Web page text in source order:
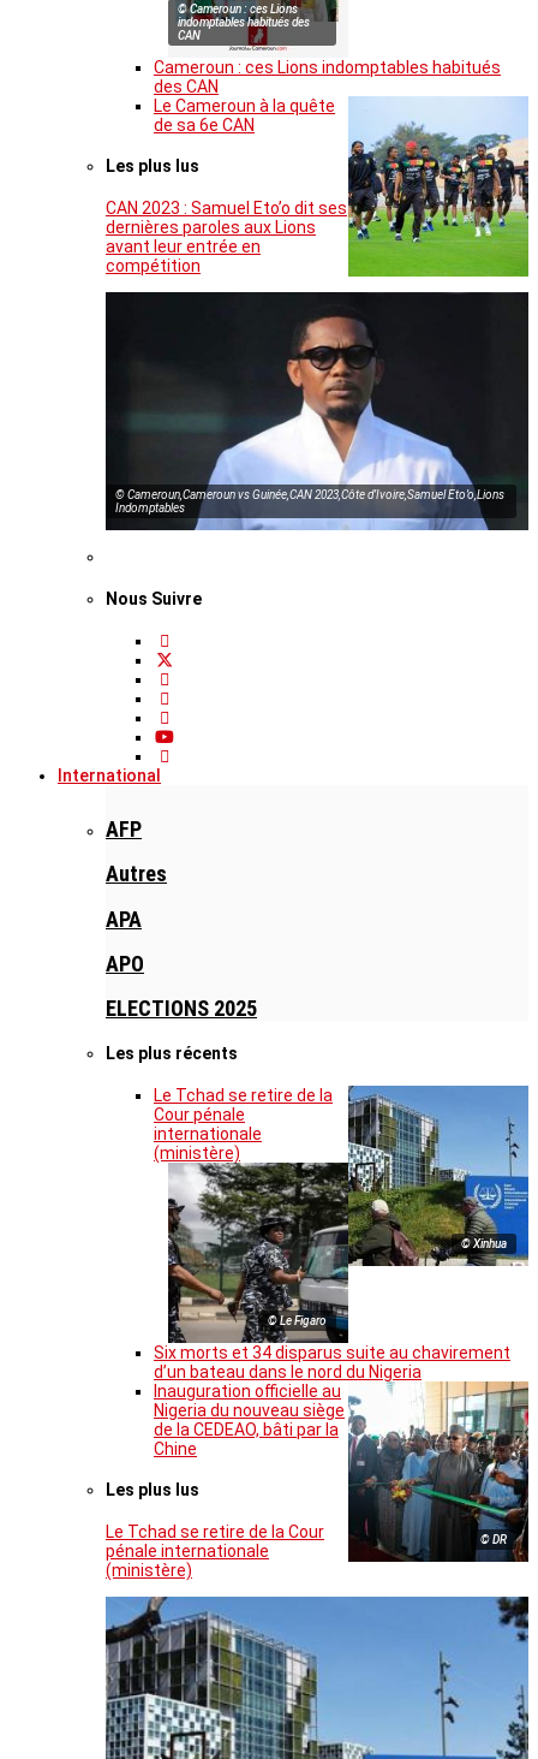
© Cameroun : ces Lions
indomptables habitués des
CAN
Cameroun : ces Lions indomptables habitués
des CAN
Le Cameroun à la quête
de sa 6e CAN
Les plus lus
CAN 2023 : Samuel Eto’o dit ses
dernières paroles aux Lions
avant leur entrée en
compétition
© Cameroun,Cameroun vs Guinée,CAN 2023,Côte d’Ivoire,Samuel Eto’o,Lions
Indomptables
Nous Suivre
International
AFP
Autres
APA
APO
ELECTIONS 2025
Les plus récents
© Xinhua
Le Tchad se retire de la
Cour pénale
internationale
(ministère)
© Le Figaro
Six morts et 34 disparus suite au chavirement
d’un bateau dans le nord du Nigeria
© DR
Inauguration officielle au
Nigeria du nouveau siège
de la CEDEAO, bâti par la
Chine
Les plus lus
Le Tchad se retire de la Cour
pénale internationale
(ministère)